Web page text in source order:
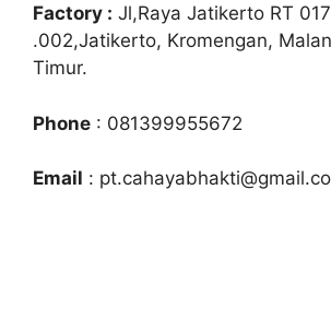
Factory : Jl,Raya Jatikerto RT
.002,Jatikerto, Kromengan,
Timur.
Phone : 081399955672
Email :